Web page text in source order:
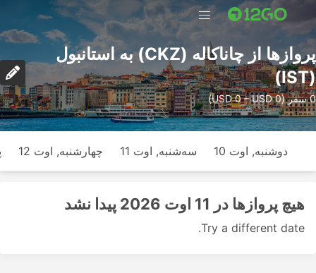
پرواز‌ها از چاناکاله (CKZ) به استانبول
(IST)
0 سفر (USD 0 – USD 0)
دوشنبه, اوت 10 سه‌شنبه, اوت 11 چهارشنبه, اوت 12
هیچ پرواز‌ها در 11 اوت 2026 پیدا نشد
Try a different date.